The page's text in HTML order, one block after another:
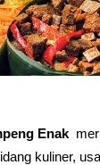
Enak
kuliner,